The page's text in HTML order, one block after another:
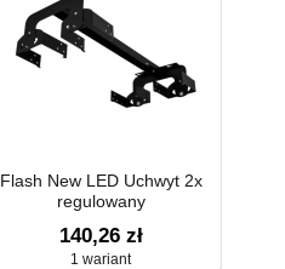
Flash New LED Uchwyt 2x
regulowany
140,26 zł
1 wariant